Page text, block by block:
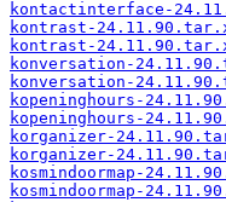
kontactinterface-
kontrast-
kontrast-
konversation-
konversation-
kopeninghours-
kopeninghours-
korganizer-
korganizer-
kosmindoormap-
kosmindoormap-